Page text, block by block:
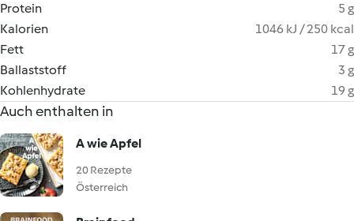
Protein
5 g
Kalorien
1046 kJ / 250 kcal
Fett
17 g
Ballaststoff
3 g
Kohlenhydrate
19 g
Auch enthalten in
A wie Apfel
20 Rezepte
Österreich